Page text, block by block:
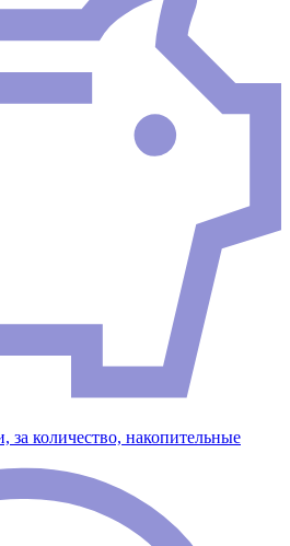
количество, накопительные